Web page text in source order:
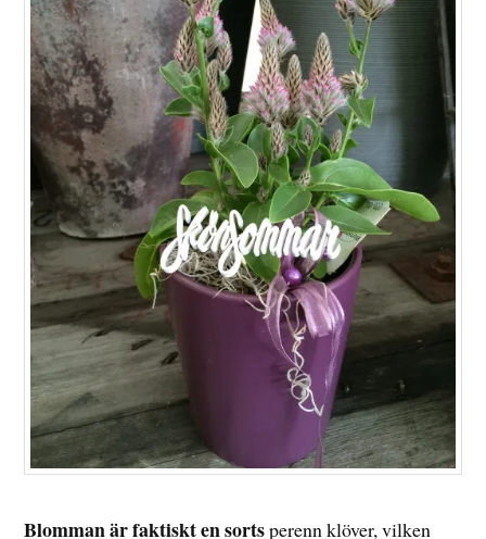
Blomman är faktiskt en sortsperenn klöver, vilken